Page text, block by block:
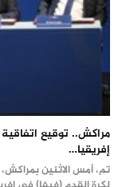
مراكش.. توقيع
إفريقيا…
تم، أمس الاثنين